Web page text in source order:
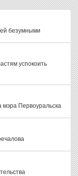
безумными
успокоить
мэра Первоуральска